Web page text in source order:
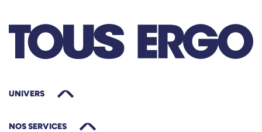
UNIVERS
NOS SERVICES